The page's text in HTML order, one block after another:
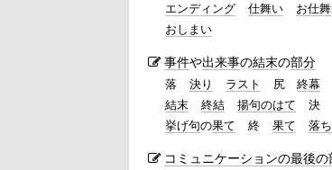
エンディング 仕舞い お仕舞
おしまい
事件や出来事の結末の部分
落 決り ラスト 尻 終幕
結末
終結 揚句のはて 決
挙げ句の果て 終 果て 落ち
コミュニケーションの最後の